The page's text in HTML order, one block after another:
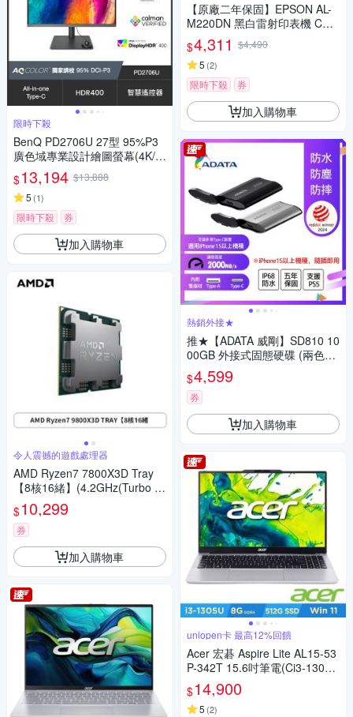
限時下殺
BenQ PD2706U 27型 95%P3
廣色域專業設計繪圖螢幕(4K/H
DMI/DP/Type-C/IPS)
$13,194 $13,888
5 (1)
限時下殺 券
加入購物車
令人震撼的遊戲處理器
AMD Ryzen7 7800X3D Tray
【8核16緒】(4.2GHz(Turbo 5.
0GHz)/ZEN4/含內顯/無外盒/12
0W/代理商三年)
$10,299
券
加入購物車
【原廠二年保固】EPSON AL-
M220DN 黑白雷射印表機 CP
值高 另售M310DM M320DM
$4,311 $4,490
5 (2)
限時下殺 券
加入購物車
熱銷外接★
推★【ADATA 威剛】SD810 10
00GB 外接式固態硬碟 (兩色可
選)
$4,599
券
加入購物車
uniopen卡 最高12%回饋
Acer 宏碁 Aspire Lite AL15-53
P-342T 15.6吋筆電(Ci3-1305
U/8GB/512GB/Win11H)
$14,900
5 (2)